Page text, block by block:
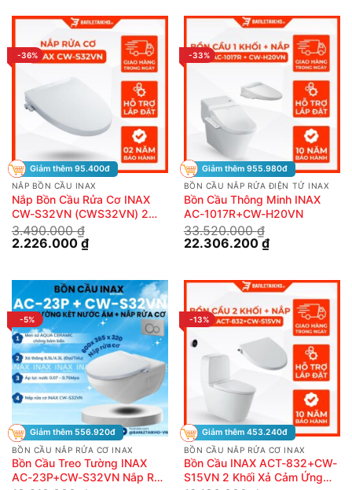
23.800.000 ₫.là:
14.086.800 ₫.
23.050.000 ₫.là:
13.315.050 ₫.
-36%
Giảm thêm 95.400đ
NẮP BỒN CẦU INAX
Nắp Bồn Cầu Rửa Cơ INAX
CW-S32VN (CWS32VN) 2
Chế Độ
3.490.000₫
Giá
3.490.000 ₫.
2.226.000 ₫Giá
hiện
là:
2.226.000 ₫.
-33%
Giảm thêm 955.980đ
BỒN CẦU NẮP RỬA ĐIỆN TỬ INAX
Bồn Cầu Thông Minh INAX
AC-1017R+CW-H20VN
33.520.000₫
Giá
33.520.000 ₫.
22.306.200 ₫Giá
hiện
là:
22.306.200 ₫.
-5%
Giảm thêm 556.920đ
BỒN CẦU NẮP RỬA CƠ INAX
Bồn Cầu Treo Tường INAX
AC-23P+CW-S32VN Nắp Rửa
-13%
Giảm thêm 453.240đ
BỒN CẦU NẮP RỬA CƠ INAX
Bồn Cầu INAX ACT-832+CW-
S15VN 2 Khối Xả Cảm Ứng